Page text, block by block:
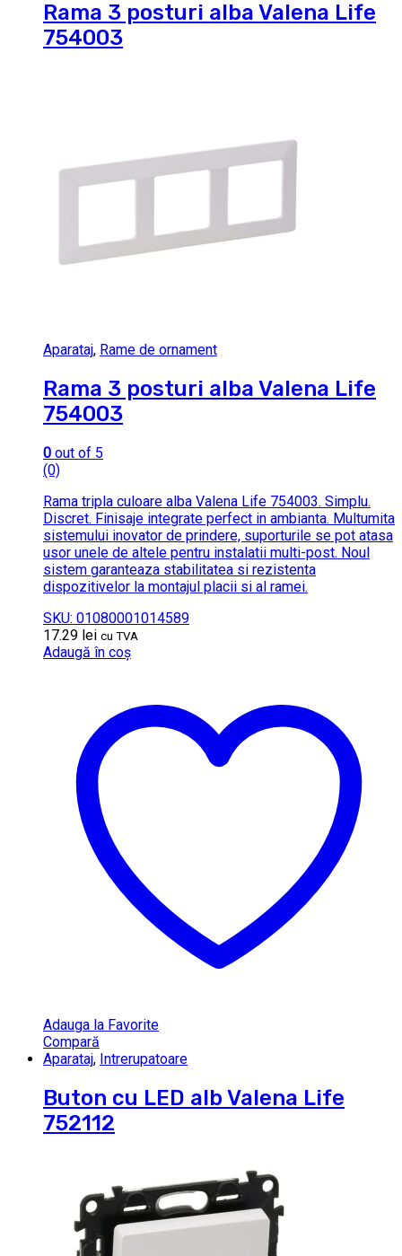
Rama 3 posturi alba Valena Life
754003
Aparataj, Rame de ornament
Rama 3 posturi alba Valena Life
754003
0 out of 5
(0)
Rama tripla culoare alba Valena Life 754003. Simplu.
Discret. Finisaje integrate perfect in ambianta. Multumita
sistemului inovator de prindere, suporturile se pot atasa
usor unele de altele pentru instalatii multi-post. Noul
sistem garanteaza stabilitatea si rezistenta
dispozitivelor la montajul placii si al ramei.
SKU: 01080001014589
17.29 lei cu TVA
Adaugă în coș
Adauga la Favorite
Compară
Aparataj, Intrerupatoare
Buton cu LED alb Valena Life
752112